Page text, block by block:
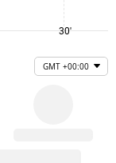
30'
GMT +00:00